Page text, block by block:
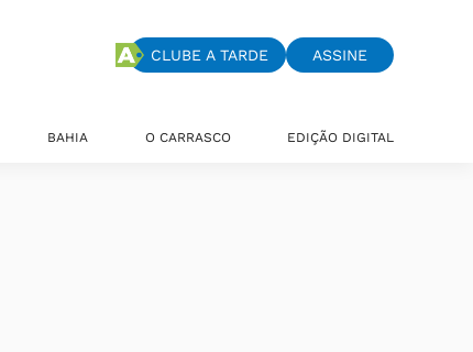
CLUBE A TARDE ASSINE
BAHIA O CARRASCO EDIÇÃO DIGITAL